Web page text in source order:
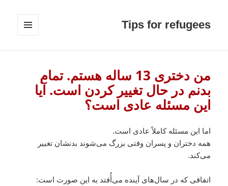
Tips for refugees
من دختری 13 ساله هستم. تمام
بدنم در حال تغییر کردن است. آیا
این مسئله عادی است؟
اما این مسئله کاملاً عادی است.
همه دختران و پسران وقتی بزرگ می‌شوند بدنشان تغییر
می‌کند.
اتفاقی که در سال‌های آینده می‌أُفتد به این صورت است: